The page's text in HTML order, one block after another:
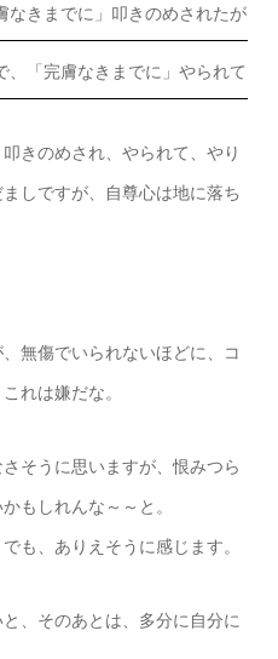
なきまでに」叩きのめされたが、
、「完膚なきまでに」やられて、
きのめされ、やられて、やり
しですが、自尊心は地に落ち
無傷でいられないほどに、コ
れは嫌だな。
そうに思いますが、恨みつら
もしれんな～～と。
も、ありえそうに感じます。
、そのあとは、多分に自分に